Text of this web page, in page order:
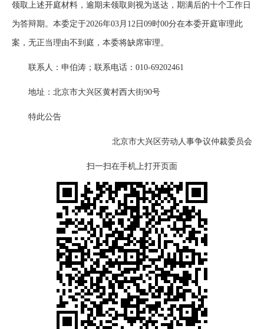
领取上述开庭材料，逾期未领取则视为送达，期满后的十个工作日
为答辩期。本委定于2026年03月12日09时00分在本委开庭审理此
案，无正当理由不到庭，本委将缺席审理。
联系人：申伯涛；联系电话：010-69202461
地址：北京市大兴区黄村西大街90号
特此公告
北京市大兴区劳动人事争议仲裁委员会
扫一扫在手机上打开页面